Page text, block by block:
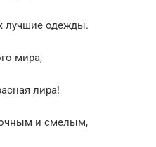
лучшие одежды.
мира,
лира!
и смелым,